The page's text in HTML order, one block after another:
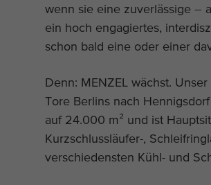
wenn sie eine zuverlässige –
ein hoch engagiertes,
schon bald eine oder einer
Denn: MENZEL wächst.
Tore Berlins nach
auf 24.000 m² und ist
Kurzschlussläufer-,
verschiedensten Kühl- und